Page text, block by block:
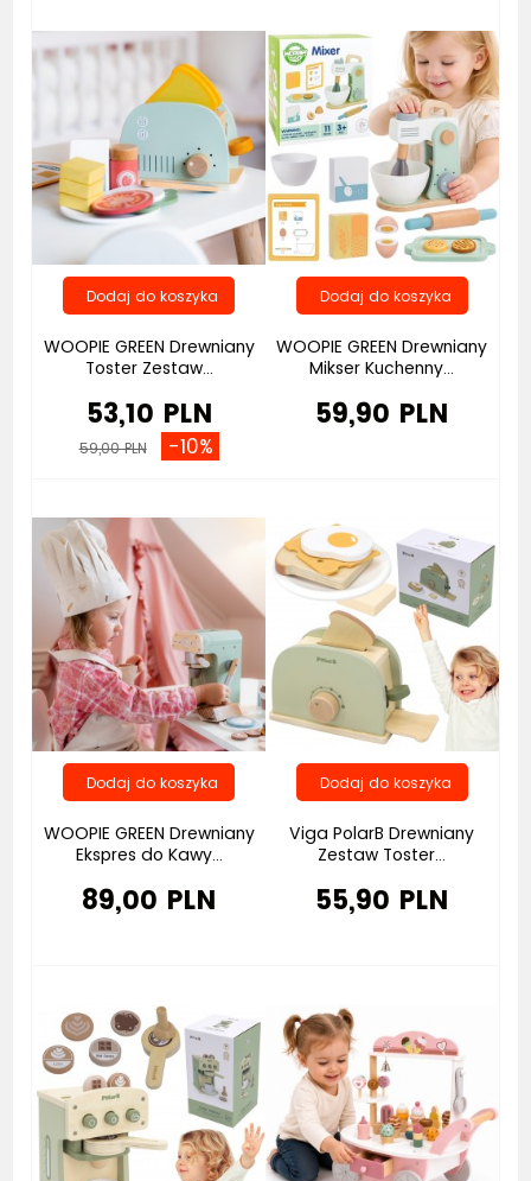
WOOPIE GREEN Drewniany
Toster Zestaw...
53,10 PLN
59,00 PLN -10%
WOOPIE GREEN Drewniany
Mikser Kuchenny...
59,90 PLN
WOOPIE GREEN Drewniany
Ekspres do Kawy...
89,00 PLN
Viga PolarB Drewniany
Zestaw Toster...
55,90 PLN